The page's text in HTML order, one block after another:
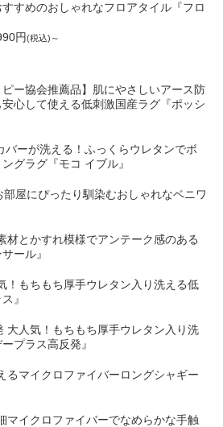
すめのおしゃれなフロアタイル『フロ
円(税込)～
ピー協会推薦品】肌にやさしいアース防
心して使える低刺激国産ラグ『ポッシ
バーが洗える！ふっくらウレタンでボ
グラグ『モコ イブル』
部屋にぴったり馴染むおしゃれなベニワ
材とかすれ模様でアンテーク感のある
ール』
！もちもち厚手ウレタン入り洗える低
』
大人気！もちもち厚手ウレタン入り洗
プラス高反発』
るマイクロファイバーロングシャギー
マイクロファイバーでなめらかな手触